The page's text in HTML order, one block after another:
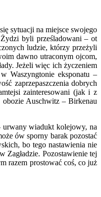
sytuacji na miejsce swojego
byli prześladowani – ot
ludzie, którzy przeżyli
dawno utraconym ojcom,
Jeżeli więc ich życzeniem
Waszyngtonie eksponatu –
zaprzepaszczenia dobrych
zainteresowani (jak i z
obozie Auschwitz – Birkenau
urwany wiadukt kolejowy, na
ów sporny barak pozostać
bo tego nastawienia nie
Zagładzie. Pozostawienie tej
razem prostować coś, co już